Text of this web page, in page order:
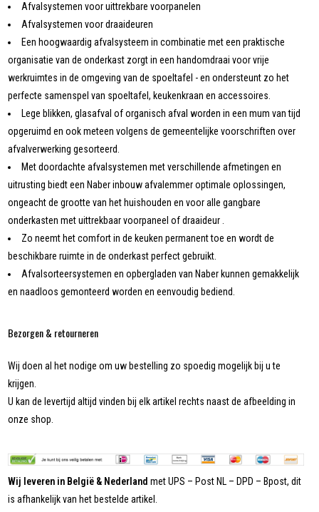
Afvalsystemen voor uittrekbare voorpanelen
Afvalsystemen voor draaideuren
Een hoogwaardig afvalsysteem in combinatie met een praktische
organisatie van de onderkast zorgt in een handomdraai voor vrije
werkruimtes in de omgeving van de spoeltafel - en ondersteunt zo het
perfecte samenspel van spoeltafel, keukenkraan en accessoires.
Lege blikken, glasafval of organisch afval worden in een mum van tijd
opgeruimd en ook meteen volgens de gemeentelijke voorschriften over
afvalverwerking gesorteerd.
Met doordachte afvalsystemen met verschillende afmetingen en
uitrusting biedt een Naber inbouw afvalemmer optimale oplossingen,
ongeacht de grootte van het huishouden en voor alle gangbare
onderkasten met uittrekbaar voorpaneel of draaideur .
Zo neemt het comfort in de keuken permanent toe en wordt de
beschikbare ruimte in de onderkast perfect gebruikt.
Afvalsorteersystemen en opbergladen van Naber kunnen gemakkelijk
en naadloos gemonteerd worden en eenvoudig bediend.
Bezorgen & retourneren
Wij doen al het nodige om uw bestelling zo spoedig mogelijk bij u te
krijgen.
U kan de levertijd altijd vinden bij elk artikel rechts naast de afbeelding in
onze shop.
Wij leveren in België & Nederland met UPS – Post NL – DPD – Bpost, dit
is afhankelijk van het bestelde artikel.